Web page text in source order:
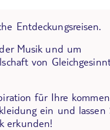
Entdeckungsreisen.
Musik und um
von
für Ihre
ein und lassen
erkunden!